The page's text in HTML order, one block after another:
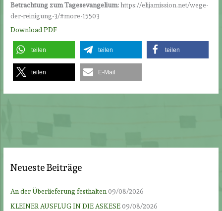
Betrachtung zum Tagesevangelium:https://elijamission.net/wege-
der-reinigung-3/#more-15503
Download PDF
teilen teilen teilen
teilen E-Mail
Neueste Beiträge
An der Überlieferung festhalten 09/08/2026
KLEINER AUSFLUG IN DIE ASKESE09/08/2026